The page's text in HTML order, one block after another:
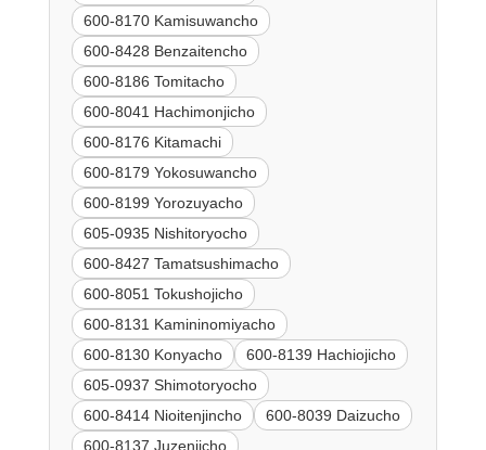
600-8170 Kamisuwancho
600-8428 Benzaitencho
600-8186 Tomitacho
600-8041 Hachimonjicho
600-8176 Kitamachi
600-8179 Yokosuwancho
600-8199 Yorozuyacho
605-0935 Nishitoryocho
600-8427 Tamatsushimacho
600-8051 Tokushojicho
600-8131 Kamininomiyacho
600-8130 Konyacho
600-8139 Hachiojicho
605-0937 Shimotoryocho
600-8414 Nioitenjincho
600-8039 Daizucho
600-8137 Juzenjicho